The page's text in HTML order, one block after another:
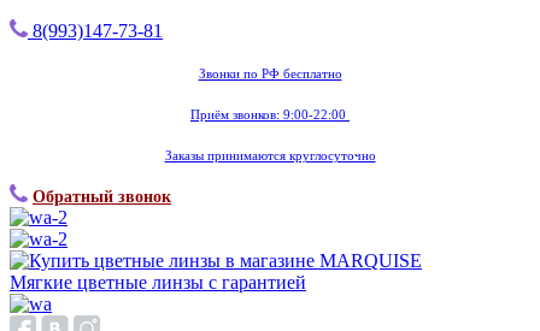
8(993)147-73-81
Звонки по РФ бесплатно
Приём звонков: 9:00-22:00
Заказы принимаются круглосуточно
Обратный звонок
Мягкие цветные линзы с гарантией